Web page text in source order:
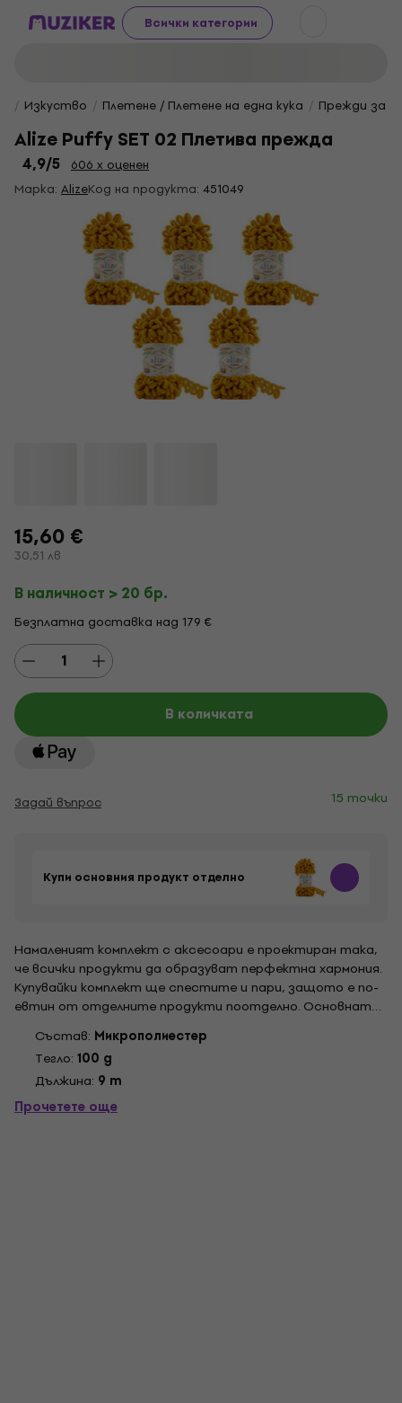
Всички категории
Изкуство Плетене / Плетене на една кука Прежди за
Alize Puffy SET 02 Плетива прежда
4,9/5
606 x оценен
Марка: AlizeКод на продукта: 451049
15,60 €
30,51 лв
В наличност > 20 бр.
Безплатна доставка над 179 €
В количката
Задай въпрос 15 точки
Купи основния продукт отделно
Намаленият комплект с аксесоари е проектиран така,
че всички продукти да образуват перфектна хармония.
Купувайки комплект ще спестите и пари, защото е по-
евтин от отделните продукти поотделно. Основната
снимка на комплекта е илюстративна.
Състав: Микрополиестер
Tегло: 100 g
Дължина: 9 m
Прочетете още